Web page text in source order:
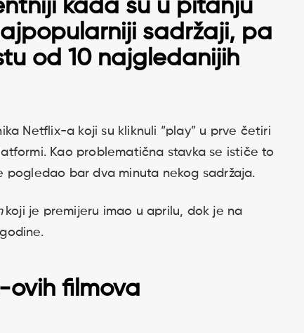
kada su u pitanju
sadržaji, pa
od 10 najgledanijih
Netflix-a koji su kliknuli “play” u prve četiri
Kao problematična stavka se ističe to
bar dva minuta nekog sadržaja.
koji je premijeru imao u aprilu, dok je na
ovih filmova